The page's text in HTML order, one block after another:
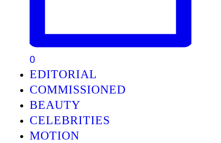
0
EDITORIAL
COMMISSIONED
BEAUTY
CELEBRITIES
MOTION